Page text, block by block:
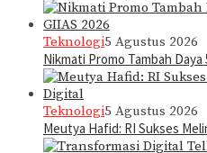
Teknologi5 Agustus 2026
Nikmati Promo Tambah
Teknologi5 Agustus 2026
Meutya Hafid: RI Sukses